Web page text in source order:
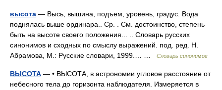
высота — Высь, вышина, подъем, уровень, градус. Вода
поднялась выше ординара.. Ср. . См. достоинство, степень
быть на высоте своего положения... .. Словарь русских
синонимов и сходных по смыслу выражений. под. ред. Н.
Абрамова, М.: Русские словари, 1999.… …
Словарь синонимов
ВЫСОТА — • ВЫСОТА, в астрономии угловое расстояние от
небесного тела до горизонта наблюдателя. Измеряется в